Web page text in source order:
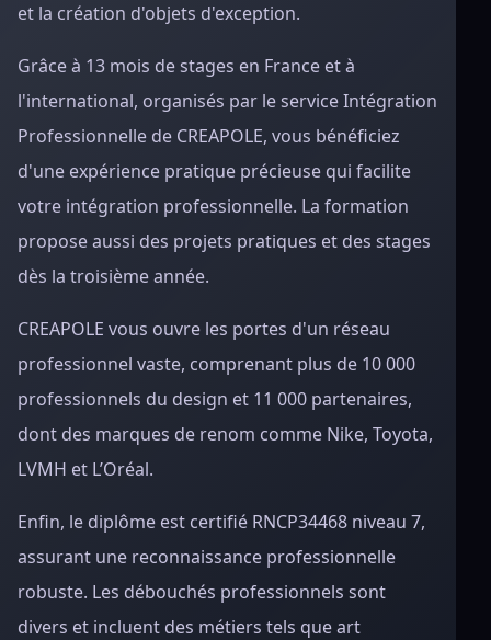
et la création d'objets d'exception.
Grâce à 13 mois de stages en France et à
l'international, organisés par le service Intégration
Professionnelle de CREAPOLE, vous bénéficiez
d'une expérience pratique précieuse qui facilite
votre intégration professionnelle. La formation
propose aussi des projets pratiques et des stages
dès la troisième année.
CREAPOLE vous ouvre les portes d'un réseau
professionnel vaste, comprenant plus de 10 000
professionnels du design et 11 000 partenaires,
dont des marques de renom comme Nike, Toyota,
LVMH et L’Oréal.
Enfin, le diplôme est certifié RNCP34468 niveau 7,
assurant une reconnaissance professionnelle
robuste. Les débouchés professionnels sont
divers et incluent des métiers tels que art